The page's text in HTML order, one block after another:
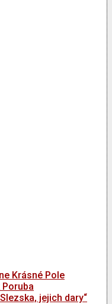
Krásné Pole
Poruba
jejich dary“